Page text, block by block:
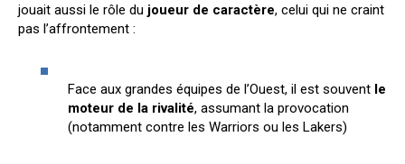
jouait aussi le rôle du joueur de caractère, celui qui ne craint
pas l’affrontement :
Face aux grandes équipes de l’Ouest, il est souvent le
moteur de la rivalité, assumant la provocation
(notamment contre les Warriors ou les Lakers)